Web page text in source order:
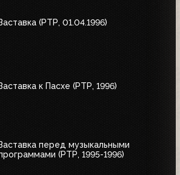
(РТР, 01.04.1996)
к Пасхе (РТР, 1996)
перед музыкальными
(РТР, 1995-1996)